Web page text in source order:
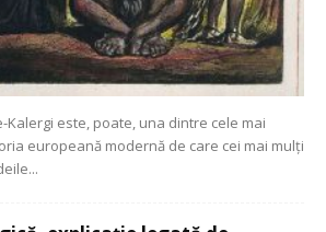
Kalergi este, poate, una dintre cele mai
europeană modernă de care cei mai mulți